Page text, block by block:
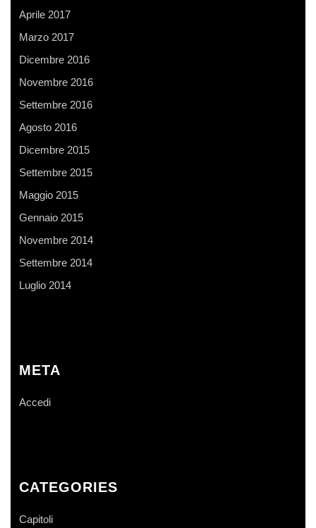
Aprile 2017
Marzo 2017
Dicembre 2016
Novembre 2016
Settembre 2016
Agosto 2016
Dicembre 2015
Settembre 2015
Maggio 2015
Gennaio 2015
Novembre 2014
Settembre 2014
Luglio 2014
META
Accedi
CATEGORIES
Capitoli